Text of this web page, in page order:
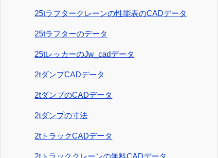
25tラフタークレーンの性能表のCADデータ
25tラフターのデータ
25tレッカーのJw_cadデータ
2tダンプCADデータ
2tダンプのCADデータ
2tダンプの寸法
2tトラックCADデータ